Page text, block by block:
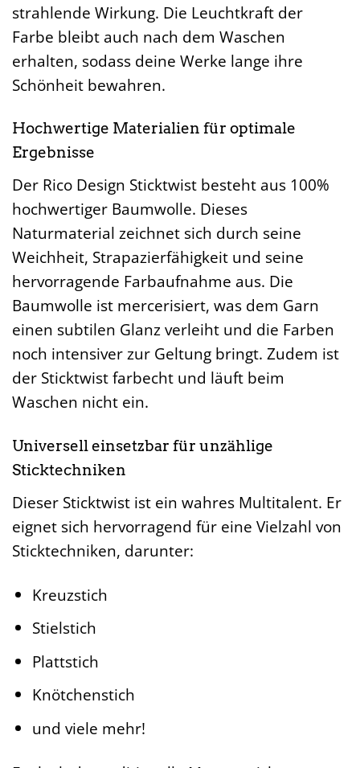
strahlende Wirkung. Die Leuchtkraft der
Farbe bleibt auch nach dem Waschen
erhalten, sodass deine Werke lange ihre
Schönheit bewahren.
Hochwertige Materialien für optimale
Ergebnisse
Der Rico Design Sticktwist besteht aus 100%
hochwertiger Baumwolle. Dieses
Naturmaterial zeichnet sich durch seine
Weichheit, Strapazierfähigkeit und seine
hervorragende Farbaufnahme aus. Die
Baumwolle ist mercerisiert, was dem Garn
einen subtilen Glanz verleiht und die Farben
noch intensiver zur Geltung bringt. Zudem ist
der Sticktwist farbecht und läuft beim
Waschen nicht ein.
Universell einsetzbar für unzählige
Sticktechniken
Dieser Sticktwist ist ein wahres Multitalent. Er
eignet sich hervorragend für eine Vielzahl von
Sticktechniken, darunter:
Kreuzstich
Stielstich
Plattstich
Knötchenstich
und viele mehr!